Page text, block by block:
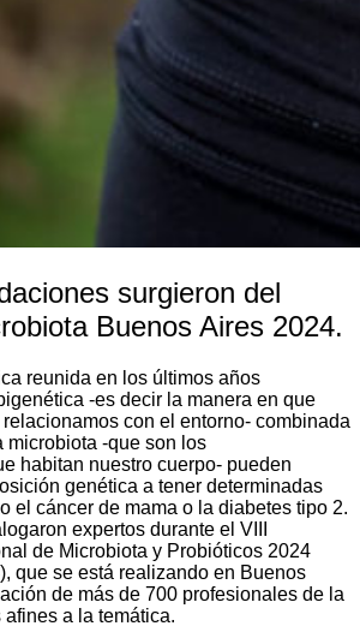
surgieron del
Buenos Aires 2024.
reunida en los últimos años
-es decir la manera en que
con el entorno- combinada
microbiota -que son los
habitan nuestro cuerpo- pueden
genética a tener determinadas
el cáncer de mama o la diabetes tipo 2.
expertos durante el VIII
de Microbiota y Probióticos 2024
que se está realizando en Buenos
de más de 700 profesionales de la
a la temática.